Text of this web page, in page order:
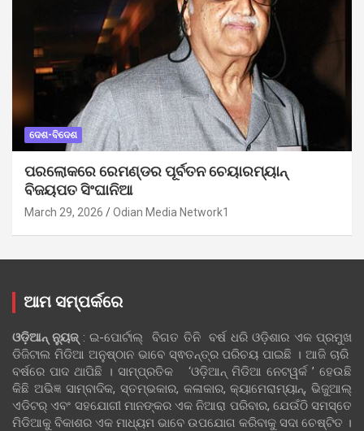
ଦେଶ-ବିଦେଶ
ପରଲୋକରେ ରେମଣ୍ଡର ପୂର୍ବତନ ଚେୟାରମ୍ୟାନ୍
ବିଜୟପତ ସିଂଘାନିଆ
March 29, 2026 Odian Media Network1
ଆମ ସମ୍ପର୍କରେ
ଓଡ଼ିଆନ୍‍ ନ୍ୟୁଜ୍‍: ଇ-ପୋର୍ଟାଲ୍ ବିଗତ ତିନି ବର୍ଷ ଧରି ଓଡ଼ିଶାର ଏକ ପ୍ରମୁଖ
ଡିଜିଟାଲ ମିଡିଆ ଅନୁଷ୍ଠାନ ଭାବେ ସ୍ଵତନ୍ତ୍ର ପରିଚୟ ପାଇଛି । ଆଜି ଚାରି
ବର୍ଷରେ ପାଦ ଥାପିଛି । ସାମ୍ପ୍ରତିକ ‘ଓଡ଼ିଆନ୍‍ ମିଡିଆ ନେଟୱର୍କ ’ ହେଉଛି
କିଛି ଅଭିଜ୍ଞ ସାମ୍ବାଦିକ, ସ୍ତମ୍ଭକାର, କଳାକାର, କ୍ୟାମେରାମ୍ୟାନ୍, ଭିଜୁଆଲ୍
ଏଡିଟର୍ ଏବଂ ସହଯୋଗୀ ମାନଙ୍କର ଏକ ନିଆରା ପରିବାର, ଯେଉଁଠି ସମସ୍ତେ
ମିଡିଆକୁ ବିକାଶର ଏକ ମାଧ୍ୟମ ଭାବେ ଉପଯୋଗ କରିବାକୁ ସଦା ଚେଷ୍ଟିତ ।